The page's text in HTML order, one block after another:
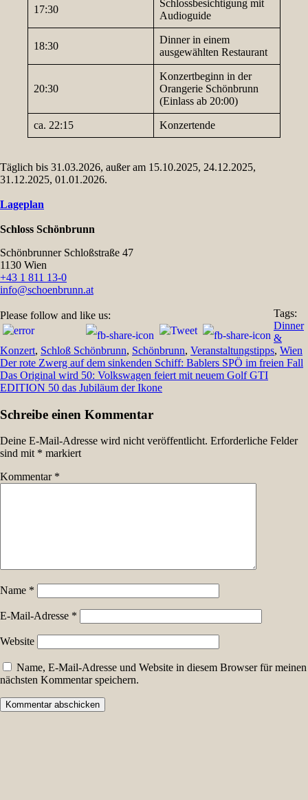
17:30
Schlossbesichtigung mit
Audioguide
18:30
Dinner in einem
ausgewählten Restaurant
20:30
Konzertbeginn in der
Orangerie Schönbrunn
(Einlass ab 20:00)
ca. 22:15 Konzertende
Täglich bis 31.03.2026, außer am 15.10.2025, 24.12.2025,
31.12.2025, 01.01.2026.
Lageplan
Schloss Schönbrunn
Schönbrunner Schloßstraße 47
1130 Wien
+43 1 811 13-0
info@schoenbrunn.at
Please follow and like us:
Tags:
Dinner
&
Konzert, Schloß Schönbrunn, Schönbrunn, Veranstaltungstipps, Wien
Beitragsnavigation
Der rote Zwerg auf dem sinkenden Schiff: Bablers SPÖ im freien Fall
Das Original wird 50: Volkswagen feiert mit neuem Golf GTI
EDITION 50 das Jubiläum der Ikone
Schreibe einen Kommentar
Deine E-Mail-Adresse wird nicht veröffentlicht. Erforderliche Felder
sind mit * markiert
Kommentar *
Name *
E-Mail-Adresse *
Website
Name, E-Mail-Adresse und Website in diesem Browser für meinen
nächsten Kommentar speichern.